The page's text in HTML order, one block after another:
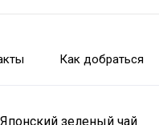
Как добраться
зеленый чай